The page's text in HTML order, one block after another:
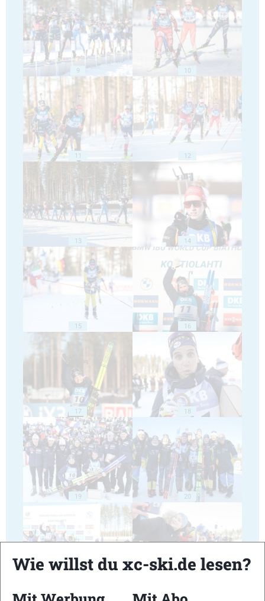
9 10
11 12
13 14
15 16
17 18
19 20
Wie willst du xc-ski.de lesen?